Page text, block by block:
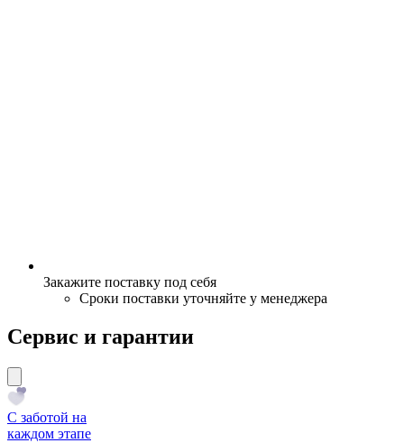
Закажите поставку под себя
Сроки поставки уточняйте у менеджера
Сервис и гарантии
С заботой на
каждом этапе